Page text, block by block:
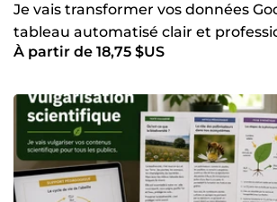
Je vais transformer vos données
tableau automatisé clair et
À partir de 18,75 $US